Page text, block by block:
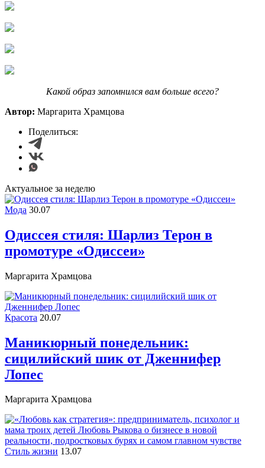
Какой образ запомнился вам больше всего?
Автор: Маргарита Храмцова
Поделиться:
Актуальное за неделю
Мода 30.07
Одиссея стиля: Шарлиз Терон в
промотуре «Одиссеи»
Маргарита Храмцова
Красота 20.07
Маникюрный понедельник:
сицилийский шик от Дженнифер
Лопес
Маргарита Храмцова
Стиль жизни 13.07